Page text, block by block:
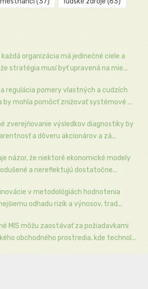
každá organizácia má jedinečné ciele a
stratégia musí byť upravená na mie...
regulácia pomery vlastných a cudzích
by mohla pomôcť znižovať systémové ...
zverejňovanie výsledkov diagnostiky by
a dôveru akcionárov a zá...
názor, že niektoré ekonomické modely
a nereflektujú dostatočne...
v metodológiách hodnotenia
odhadu rizík a výnosov, trad...
MIS môžu zaostávať za požiadavkami
obchodného prostredia, kde technol...